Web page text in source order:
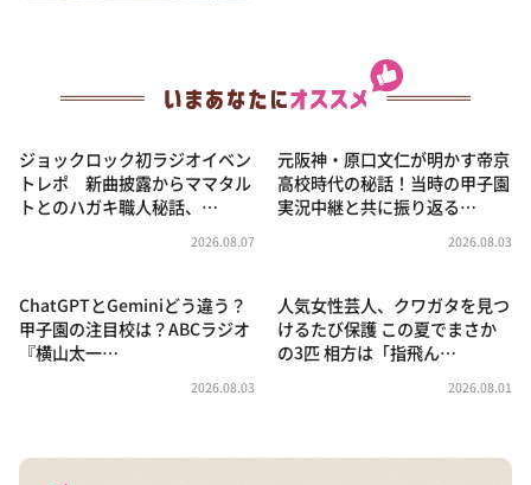
ジョックロック初ラジオイベン
トレポ 新曲披露からママタル
トとのハガキ職人秘話、…
2026.08.07
元阪神・原口文仁が明かす帝京
高校時代の秘話！当時の甲子園
実況中継と共に振り返る…
2026.08.03
ChatGPTとGeminiどう違う？
甲子園の注目校は？ABCラジオ
『横山太一…
2026.08.03
人気女性芸人、クワガタを見つ
けるたび保護 この夏でまさか
の3匹 相方は「指飛ん…
2026.08.01